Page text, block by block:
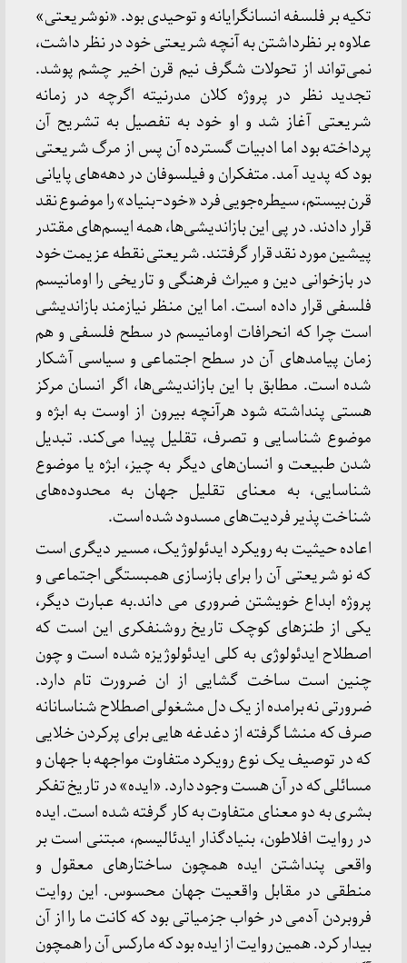
تکیه بر فلسفه انسانگرایانه و توحیدی بود. «نوشریعتی»
علاوه بر نظرداشتن به آنچه شریعتی خود در نظر داشت،
نمی‌تواند از تحولات شگرف نیم قرن اخیر چشم پوشد.
تجدید نظر در پروژه کلان مدرنیته اگرچه در زمانه
شریعتی آغاز شد و او خود به تفصیل به تشریح آن
پرداخته بود اما ادبیات گسترده آن پس از مرگ شریعتی
بود که پدید آمد. متفکران و فیلسوفان در دهه‌های پایانی
قرن بیستم، سیطره‌جویی فرد «خود-بنیاد» را موضوع نقد
قرار دادند. در پی این بازاندیشی‌ها، همه ایسم‌های مقتدر
پیشین مورد نقد قرار گرفتند. شریعتی نقطه عزیمت خود
در بازخوانی دین و میراث فرهنگی و تاریخی را اومانیسم
فلسفی قرار داده است. اما این منظر نیازمند بازاندیشی
است چرا که انحرافات اومانیسم در سطح فلسفی و هم
زمان پیامدهای آن در سطح اجتماعی و سیاسی آشکار
شده است. مطابق با این بازاندیشی‌ها، اگر انسان مرکز
هستی پنداشته شود هرآنچه بیرون از اوست به ابژه و
موضوع شناسایی و تصرف، تقلیل پیدا می‌کند. تبدیل
شدن طبیعت و انسان‌های دیگر به چیز، ابژه یا موضوع
شناسایی، به معنای تقلیل جهان به محدوده‌های
شناخت پذیر فردیت‌های مسدود شده‌ است.
اعاده حیثیت به رویکرد ایدئولوژیک، مسیر دیگری است
که نو شریعتی آن را برای بازسازی همبستگی اجتماعی و
پروژه ابداع خویشتن ضروری می داند.به عبارت دیگر،
یکی از طنزهای کوچک تاریخ روشنفکری این است که
اصطلاح ایدئولوژی به کلی ایدئولوژیزه شده است و چون
چنین است ساخت گشایی از ان ضرورت تام دارد.
ضرورتی نه برامده از یک دل مشغولی اصطلاح شناسانانه
صرف که منشا گرفته از دغدغه هایی برای پرکردن خلایی
که در توصیف یک نوع رویکرد متفاوت مواجهه با جهان و
مسائلی که در آن هست وجود دارد. «ایده» در تاریخ تفکر
بشری به دو معنای متفاوت به کار گرفته شده است. ایده
در روایت افلاطون، بنیادگذار ایدئالیسم، مبتنی است بر
واقعی پنداشتن ایده همچون ساختارهای معقول و
منطقی در مقابل واقعیت جهان محسوس. این روایت
فروبردن آدمی در خواب جزمیاتی بود که کانت ما را از آن
بیدار کرد. همین روایت از ایده بود که مارکس آن را همچون